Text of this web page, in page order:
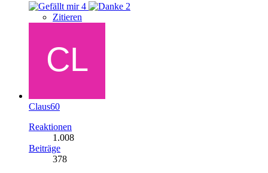
4
2
Zitieren
Claus60
Reaktionen
1.008
Beiträge
378